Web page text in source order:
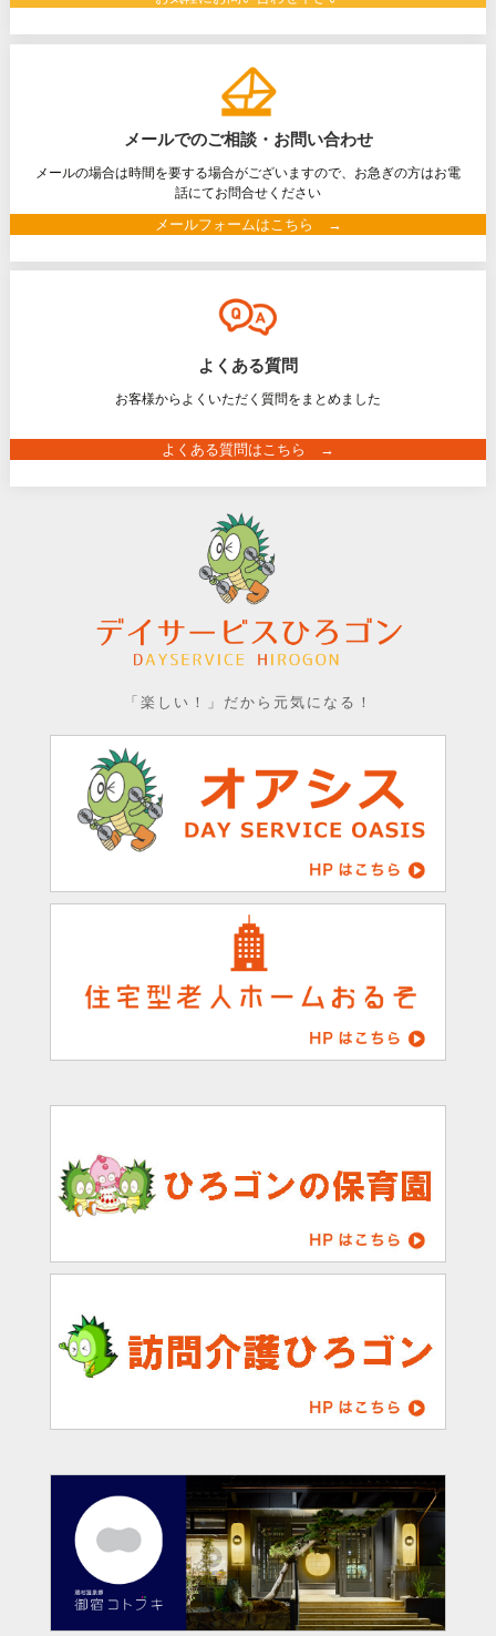
メールでのご相談・お問い合わせ
メールの場合は時間を要する場合がございますので、お急ぎの方はお電
話にてお問合せください
メールフォームはこちら →
よくある質問
お客様からよくいただく質問をまとめました
よくある質問はこちら →
「楽しい！」だから元気になる！